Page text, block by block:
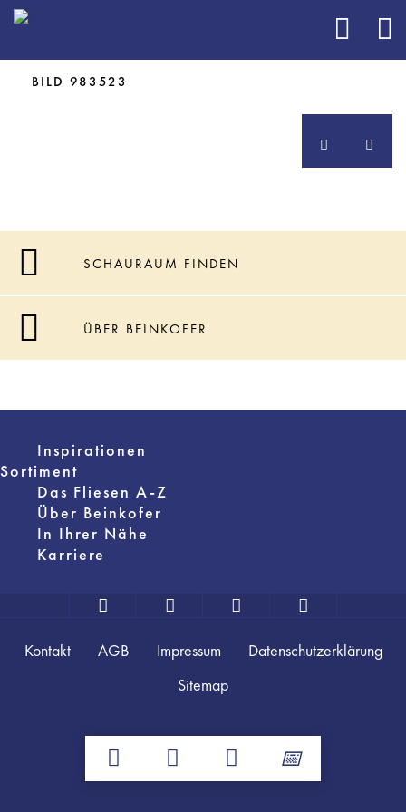
BILD 905629
BILD 983523
SCHAURAUM FINDEN
ÜBER BEINKOFER
Inspirationen
Sortiment
Das Fliesen A-Z
Über Beinkofer
In Ihrer Nähe
Karriere
Kontakt AGB Impressum
Datenschutzerklärung
Sitemap